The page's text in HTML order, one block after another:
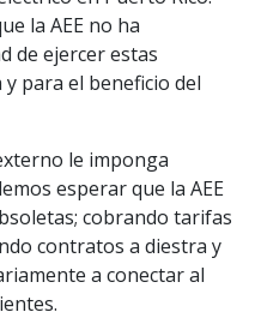
la AEE no ha
de ejercer estas
para el beneficio del
le imponga
esperar que la AEE
cobrando tarifas
contratos a diestra y
a conectar al